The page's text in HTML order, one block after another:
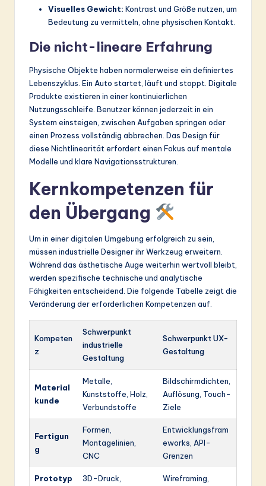
Visuelles Gewicht: Kontrast und Größe nutzen, um
Bedeutung zu vermitteln, ohne physischen Kontakt.
Die nicht-lineare Erfahrung
Physische Objekte haben normalerweise ein definiertes
Lebenszyklus. Ein Auto startet, läuft und stoppt. Digitale
Produkte existieren in einer kontinuierlichen
Nutzungsschleife. Benutzer können jederzeit in ein
System einsteigen, zwischen Aufgaben springen oder
einen Prozess vollständig abbrechen. Das Design für
diese Nichtlinearität erfordert einen Fokus auf mentale
Modelle und klare Navigationsstrukturen.
Kernkompetenzen für
den Übergang
Um in einer digitalen Umgebung erfolgreich zu sein,
müssen industrielle Designer ihr Werkzeug erweitern.
Während das ästhetische Auge weiterhin wertvoll bleibt,
werden spezifische technische und analytische
Fähigkeiten entscheidend. Die folgende Tabelle zeigt die
Veränderung der erforderlichen Kompetenzen auf.
Kompeten
z
Schwerpunkt
industrielle
Gestaltung
Schwerpunkt UX-
Gestaltung
Material
kunde
Metalle,
Kunststoffe, Holz,
Verbundstoffe
Bildschirmdichten,
Auflösung, Touch-
Ziele
Fertigun
g
Formen,
Montagelinien,
CNC
Entwicklungsfram
eworks, API-
Grenzen
Prototyp 3D-Druck, Wireframing,